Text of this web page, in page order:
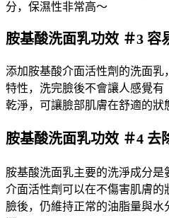
分，保濕性非常高～
胺基酸洗面乳功效 ＃3 容
添加胺基酸介面活性劑的洗面
特性，洗完臉後不會讓人感覺
乾淨，可讓臉部肌膚在舒適的狀
胺基酸洗面乳功效 ＃4 去
胺基酸洗面乳主要的洗淨成分
介面活性劑可以在不傷害肌膚
臉後，仍維持正常的油脂量與